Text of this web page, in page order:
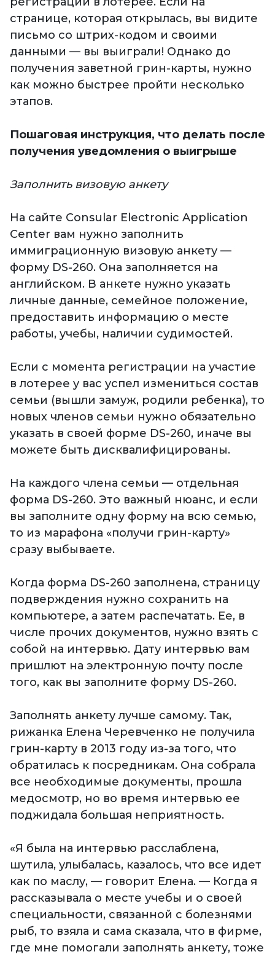
странице, которая открылась, вы видите
письмо со штрих-кодом и своими
данными — вы выиграли! Однако до
получения заветной грин-карты, нужно
как можно быстрее пройти несколько
этапов.
Пошаговая инструкция, что делать после
получения уведомления о выигрыше
Заполнить визовую анкету
На сайте Consular Electronic Application
Center вам нужно заполнить
иммиграционную визовую анкету —
форму DS-260. Она заполняется на
английском. В анкете нужно указать
личные данные, семейное положение,
предоставить информацию о месте
работы, учебы, наличии судимостей.
Если с момента регистрации на участие
в лотерее у вас успел измениться состав
семьи (вышли замуж, родили ребенка), то
новых членов семьи нужно обязательно
указать в своей форме DS-260, иначе вы
можете быть дисквалифицированы.
На каждого члена семьи — отдельная
форма DS-260. Это важный нюанс, и если
вы заполните одну форму на всю семью,
то из марафона «получи грин-карту»
сразу выбываете.
Когда форма DS-260 заполнена, страницу
подверждения нужно сохранить на
компьютере, а затем распечатать. Ее, в
числе прочих документов, нужно взять с
собой на интервью. Дату интервью вам
пришлют на электронную почту после
того, как вы заполните форму DS-260.
Заполнять анкету лучше самому. Так,
рижанка Елена Черевченко не получила
грин-карту в 2013 году из-за того, что
обратилась к посредникам. Она собрала
все необходимые документы, прошла
медосмотр, но во время интервью ее
поджидала большая неприятность.
«Я была на интервью расслаблена,
шутила, улыбалась, казалось, что все идет
как по маслу, — говорит Елена. — Когда я
рассказывала о месте учебы и о своей
специальности, связанной с болезнями
рыб, то взяла и сама сказала, что в фирме,
где мне помогали заполнять анкету, тоже